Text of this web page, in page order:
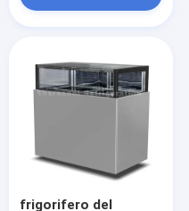
frigorifero del